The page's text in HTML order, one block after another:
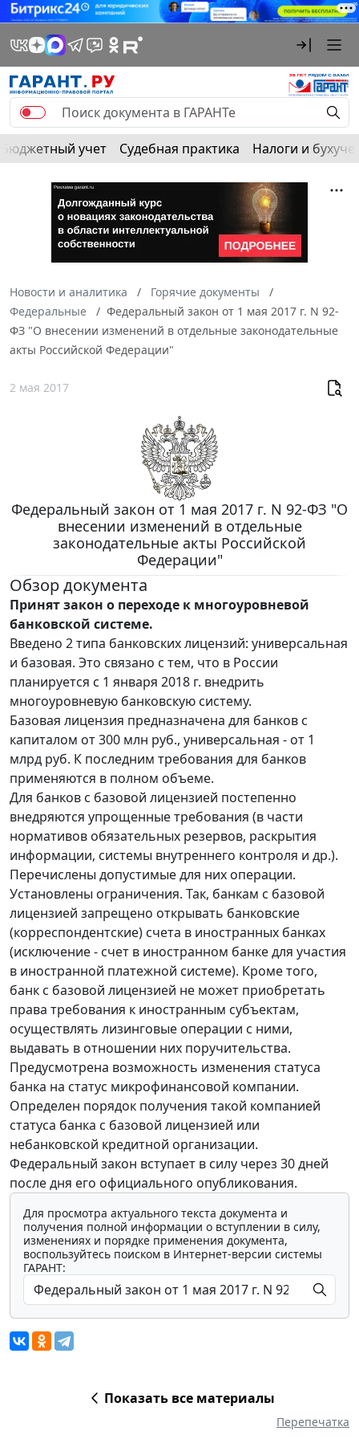
Бюджетный учет Судебная практика Налоги и
Новости и аналитика
Горячие документы
Федеральные
Федеральный закон от 1 мая 2017 г. N 92-
ФЗ "О внесении изменений в отдельные законодательные
акты Российской Федерации"
2 мая 2017
Федеральный закон от 1 мая 2017 г. N 92-ФЗ "О
внесении изменений в отдельные
законодательные акты Российской
Федерации"
Обзор документа
Принят закон о переходе к многоуровневой
банковской системе.
Введено 2 типа банковских лицензий: универсальная
и базовая. Это связано с тем, что в России
планируется с 1 января 2018 г. внедрить
многоуровневую банковскую систему.
Базовая лицензия предназначена для банков с
капиталом от 300 млн руб., универсальная - от 1
млрд руб. К последним требования для банков
применяются в полном объеме.
Для банков с базовой лицензией постепенно
внедряются упрощенные требования (в части
нормативов обязательных резервов, раскрытия
информации, системы внутреннего контроля и др.).
Перечислены допустимые для них операции.
Установлены ограничения. Так, банкам с базовой
лицензией запрещено открывать банковские
(корреспондентские) счета в иностранных банках
(исключение - счет в иностранном банке для участия
в иностранной платежной системе). Кроме того,
банк с базовой лицензией не может приобретать
права требования к иностранным субъектам,
осуществлять лизинговые операции с ними,
выдавать в отношении них поручительства.
Предусмотрена возможность изменения статуса
банка на статус микрофинансовой компании.
Определен порядок получения такой компанией
статуса банка с базовой лицензией или
небанковской кредитной организации.
Федеральный закон вступает в силу через 30 дней
после дня его официального опубликования.
Для просмотра актуального текста документа и
получения полной информации о вступлении в силу,
изменениях и порядке применения документа,
воспользуйтесь поиском в Интернет-версии системы
ГАРАНТ:
Показать все материалы
Перепечатка